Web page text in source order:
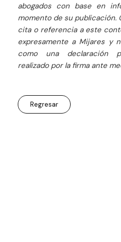
abogados con base en
momento de su publicación.
cita o referencia a este
expresamente a Mijares y
como una declaración
realizado por la firma ante
Regresar